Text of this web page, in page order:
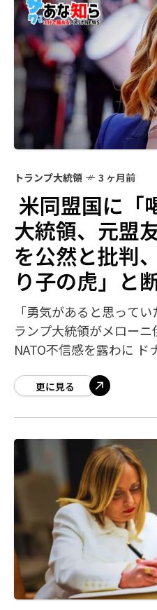
トランプ大統領 3 ヶ月前
米同盟国に「
大統領、元盟
を公然と批判
り子の虎」と
「勇気があると思って
ランプ大統領がメローニ
NATO不信感を露わに
し「勇気があると思って
更に見る